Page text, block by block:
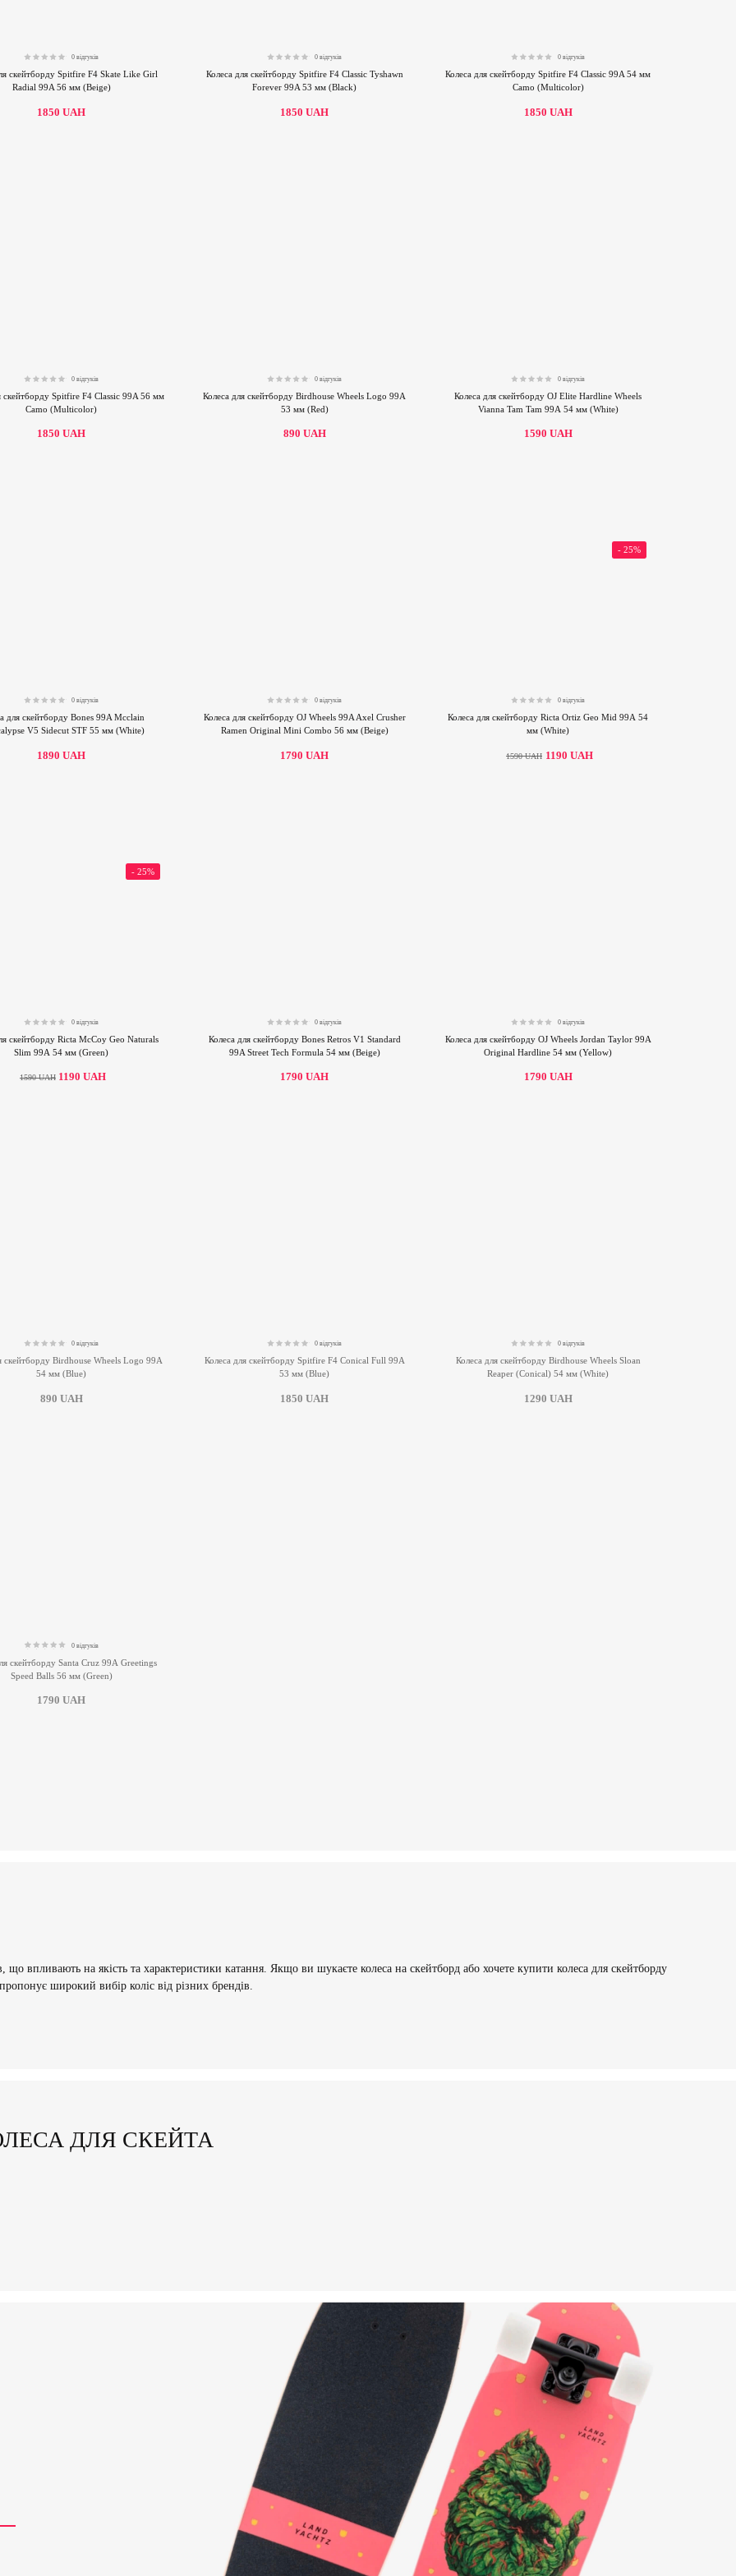
0 відгуків
скейтборду Spitfire F4 Skate Like Girl
Radial 99A 56 мм (Beige)
1850UAH
0 відгуків
Колеса для скейтборду Spitfire F4 Classic Tyshawn
Forever 99A 53 мм (Black)
1850UAH
0 відгуків
Колеса для скейтборду Spitfire F4 Classic 99A 54 мм
Camo (Multicolor)
1850 UAH
0 відгуків
скейтборду Spitfire F4 Classic 99A 56 мм
Camo (Multicolor)
1850UAH
0 відгуків
Колеса для скейтборду Birdhouse Wheels Logo 99А
53 мм (Red)
890 UAH
0 відгуків
Колеса для скейтборду OJ Elite Hardline Wheels
Vianna Tam Tam 99А 54 мм (White)
1590 UAH
0 відгуків
для скейтборду Bones 99A Mcclain
V5 Sidecut STF 55 мм (White)
1890UAH
0 відгуків
Колеса для скейтборду OJ Wheels 99A Axel Crusher
Ramen Original Mini Combo 56 мм (Beige)
1790UAH
- 25%
0 відгуків
Колеса для скейтборду Ricta Ortiz Geo Mid 99А 54
мм (White)
1190 UAH
1590UAH
- 25%
0 відгуків
скейтборду Ricta McCoy Geo Naturals
Slim 99А 54 мм (Green)
1190UAH
1590UAH
0 відгуків
Колеса для скейтборду Bones Retros V1 Standard
99A Street Tech Formula 54 мм (Beige)
1790UAH
0 відгуків
Колеса для скейтборду OJ Wheels Jordan Taylor 99A
Original Hardline 54 мм (Yellow)
1790 UAH
0 відгуків
скейтборду Birdhouse Wheels Logo 99А
54 мм (Blue)
890 UAH
0 відгуків
Колеса для скейтборду Spitfire F4 Conical Full 99A
53 мм (Blue)
1850UAH
0 відгуків
Колеса для скейтборду Birdhouse Wheels Sloan
Reaper (Conical) 54 мм (White)
1290 UAH
0 відгуків
скейтборду Santa Cruz 99А Greetings
Speed Balls 56 мм (Green)
1790UAH
впливають на якість та характеристики катання. Якщо ви шукаєте колеса на скейтборд або хочете купити колеса для скейтборду
широкий вибір коліс від різних брендів.
ДЛЯ СКЕЙТА